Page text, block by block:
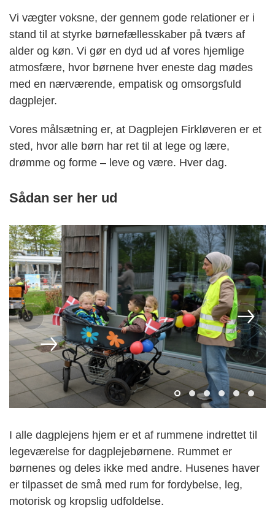
Vi vægter voksne, der gennem gode relationer er i
stand til at styrke børnefællesskaber på tværs af
alder og køn. Vi gør en dyd ud af vores hjemlige
atmosfære, hvor børnene hver eneste dag mødes
med en nærværende, empatisk og omsorgsfuld
dagplejer.
Vores målsætning er, at Dagplejen Firkløveren er et
sted, hvor alle børn har ret til at lege og lære,
drømme og forme – leve og være. Hver dag.
Sådan ser her ud
I alle dagplejens hjem er et af rummene indrettet til
legeværelse for dagplejebørnene. Rummet er
børnenes og deles ikke med andre. Husenes haver
er tilpasset de små med rum for fordybelse, leg,
motorisk og kropslig udfoldelse.